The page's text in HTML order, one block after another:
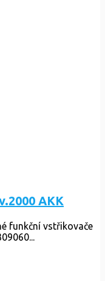
AKK
funkční vstřikovače